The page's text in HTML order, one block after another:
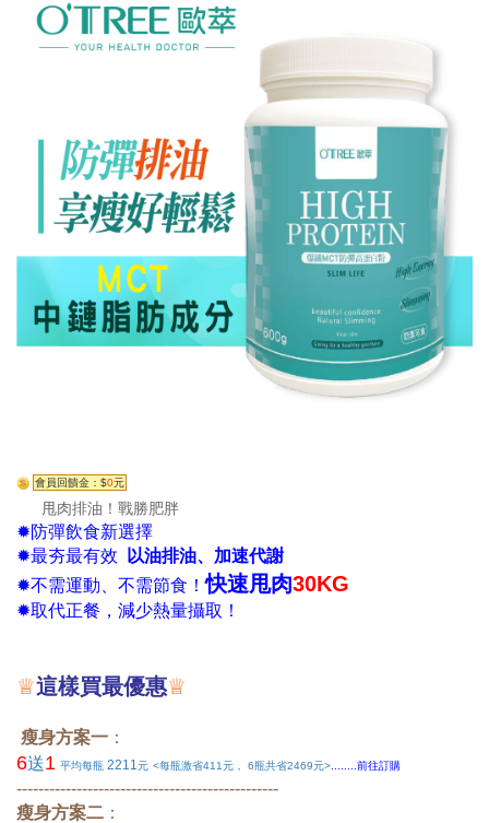
會員回饋金：$0元
甩肉排油！戰勝肥胖
✹防彈飲食新選擇
✹最夯最有效
以油排油、加速代謝
✹不需運動、不需節食！快速甩肉30KG
✹取代正餐，減少熱量攝取！
♕這樣買最優惠♕
瘦身方案一 ：
6送1 平均每瓶 2211元 <每瓶激省411元， 6瓶共省2469元> ........前往訂購
------------------------------------------------
瘦身方案二 ：